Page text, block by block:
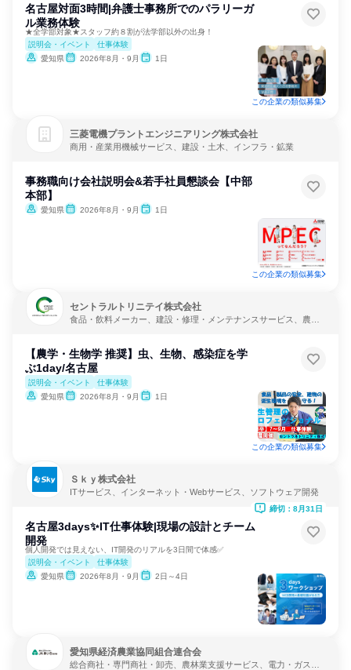
名古屋対面3時間|弁護士事務所でのパラリーガ
ル業務体験
★全学部対象★スタッフ約８割が法学部以外の出身！
説明会・イベント
仕事体験
愛知県
2026年8月・9月 1日
この企業の類似募集
三菱電機プラントエンジニアリング株式会社
商用・産業用機械サービス、建設・土木、インフラ・鉱業
事務職向け会社説明会&若手社員懇談会【中部
本部】
愛知県 2026年8月・9月 1日
この企業の類似募集
セントラルトリニテイ株式会社
食品・飲料メーカー、建設・修理・メンテナンスサービス、農
【農学・生物学 推奨】虫、生物、感染症を学
ぶ1day/名古屋
説明会・イベント
仕事体験
愛知県
2026年8月・9月 1日
この企業の類似募集
Ｓｋｙ株式会社
ITサービス、インターネット・Webサービス、ソフトウェア開発
名古屋3days✨️IT仕事体験|現場の設計とチーム
開発
個人開発では見えない、IT開発のリアルを3日間で体感✅️
説明会・イベント
仕事体験
愛知県
2026年8月・9月 2日～4日
締切：8月31日
愛知県経済農業協同組合連合会
総合商社・専門商社・卸売、農林業支援サービス、電力・ガス・